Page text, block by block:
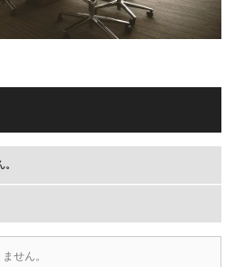
せん。